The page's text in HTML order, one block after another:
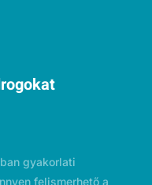
gyakorlati
felismerhető a